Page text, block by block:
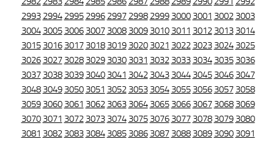
2993 2994 2995 2996 2997 2998 2999 3000 3001 3002 3003
3004 3005 3006 3007 3008 3009 3010 3011 3012 3013 3014
3015 3016 3017 3018 3019 3020 3021 3022 3023 3024 3025
3026 3027 3028 3029 3030 3031 3032 3033 3034 3035 3036
3037 3038 3039 3040 3041 3042 3043 3044 3045 3046 3047
3048 3049 3050 3051 3052 3053 3054 3055 3056 3057 3058
3059 3060 3061 3062 3063 3064 3065 3066 3067 3068 3069
3070 3071 3072 3073 3074 3075 3076 3077 3078 3079 3080
3081 3082 3083 3084 3085 3086 3087 3088 3089 3090 3091